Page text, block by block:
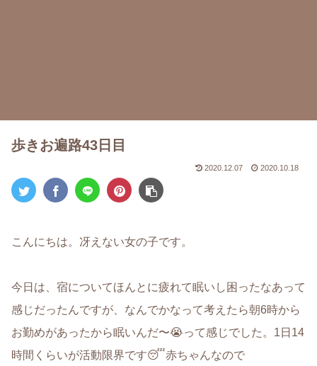
歩きお遍路43日目
2020.12.07 2020.10.18
こんにちは。冴えない女の子です。
今日は、宿についてほんとに疲れて眠いし困ったなあって
感じだったんですが、なんでかなって考えたら朝6時から
お勤めがあったから眠いんだ〜😭って感じでした。1日14
時間くらいが活動限界です😴赤ちゃんなので